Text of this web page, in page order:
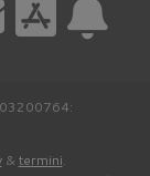
& termini.